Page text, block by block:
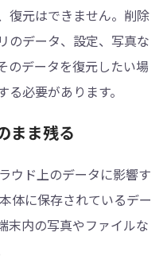
復元はできません。削除
のデータ、設定、写真な
のデータを復元したい場
必要があります。
まま残る
ウド上のデータに影響す
体に保存されているデー
末内の写真やファイルな